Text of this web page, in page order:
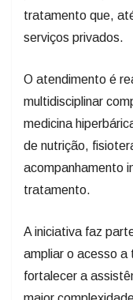
tratamento que,
serviços privados.
O atendimento é
multidisciplinar
medicina
de nutrição,
acompanhamento
tratamento.
A iniciativa faz
ampliar o acesso
fortalecer a
maior